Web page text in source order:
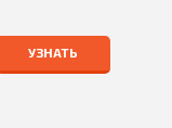
УЗНАТЬ